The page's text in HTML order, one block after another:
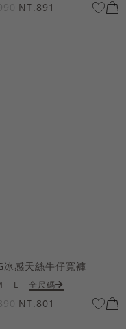
NT.891
冰感天絲牛仔寬褲
L 全尺碼
NT.801